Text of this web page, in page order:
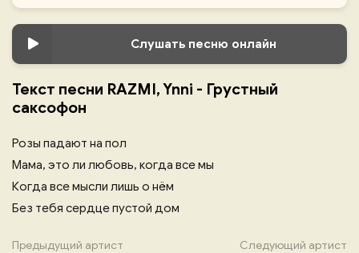
Слушать песню онлайн
Текст песни RAZMI, Ynni - Грустный
саксофон
Розы падают на пол
Мама, это ли любовь, когда все мы
Когда все мысли лишь о нём
Без тебя сердце пустой дом
Предыдущий артист Следующий артист